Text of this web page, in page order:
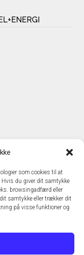
som cookies til at
Hvis du giver dit samtykke
browsingadfærd eller
samtykke eller trækker dit
på visse funktioner og
28